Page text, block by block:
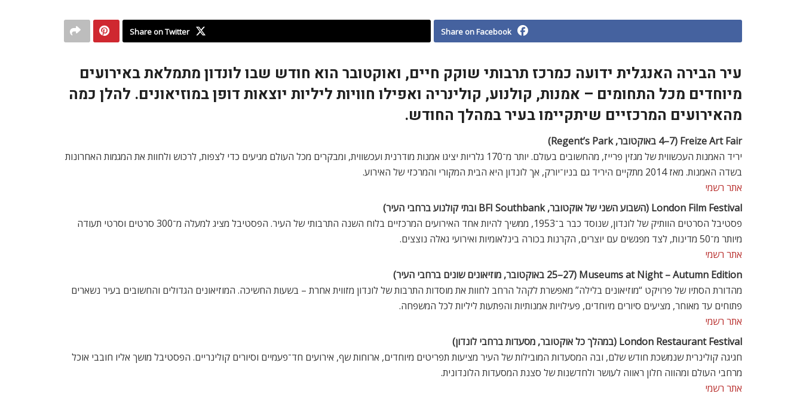
Share on Facebook
Share on Twitter
עיר הבירה האנגלית ידועה כמרכז תרבותי שוקק חיים, ואוקטובר הוא חודש שבו לונדון מתמלאת באירועים
מיוחדים מכל התחומים – אמנות, קולנוע, קולינריה ואפילו חוויות ליליות יוצאות דופן במוזיאונים. להלן כמה
מהאירועים המרכזיים שיתקיימו בעיר במהלך החודש.
Freize Art Fair (4–7 באוקטובר, Regent’s Park)
יריד האמנות העכשווית של מגזין פרייז, מהחשובים בעולם. יותר מ־170 גלריות יציגו אמנות מודרנית ועכשווית, ומבקרים מכל העולם מגיעים כדי לצפות, לרכוש ולחוות את המגמות האחרונות
בשדה האמנות. מאז 2014 מתקיים היריד גם בניו־יורק, אך לונדון היא הבית המקורי והמרכזי של האירוע.
אתר רשמי
London Film Festival (השבוע השני של אוקטובר, BFI Southbank ובתי קולנוע ברחבי העיר)
פסטיבל הסרטים הוותיק של לונדון, שנוסד כבר ב־1953, ממשיך להיות אחד האירועים המרכזיים בלוח השנה התרבותי של העיר. הפסטיבל מציג למעלה מ־300 סרטים וסרטי תעודה
מיותר מ־50 מדינות, לצד מפגשים עם יוצרים, הקרנות בכורה בינלאומיות ואירועי גאלה נוצצים.
אתר רשמי
Museums at Night – Autumn Edition (25–27 באוקטובר, מוזיאונים שונים ברחבי העיר)
מהדורת הסתיו של פרויקט “מוזיאונים בלילה” מאפשרת לקהל הרחב לחוות את מוסדות התרבות של לונדון מזווית אחרת – בשעות החשיכה. המוזיאונים הגדולים והחשובים בעיר נשארים
פתוחים עד מאוחר, מציעים סיורים מיוחדים, פעילויות אמנותיות והפתעות ליליות לכל המשפחה.
אתר רשמי
London Restaurant Festival (במהלך כל אוקטובר, מסעדות ברחבי לונדון)
חגיגה קולינרית שנמשכת חודש שלם, ובה המסעדות המובילות של העיר מציעות תפריטים מיוחדים, ארוחות שף, אירועים חד־פעמיים וסיורים קולינריים. הפסטיבל מושך אליו חובבי אוכל
מרחבי העולם ומהווה חלון ראווה לעושר ולחדשנות של סצנת המסעדות הלונדונית.
אתר רשמי